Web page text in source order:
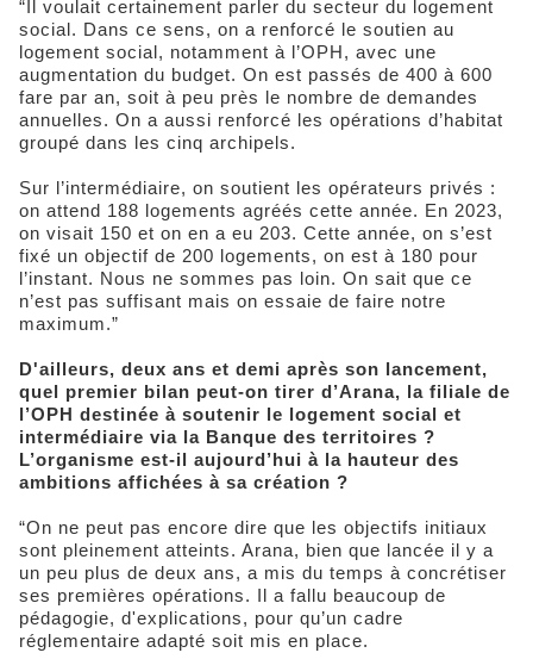
“Il voulait certainement parler du secteur du logement
social. Dans ce sens, on a renforcé le soutien au
logement social, notamment à l’OPH, avec une
augmentation du budget. On est passés de 400 à 600
fare par an, soit à peu près le nombre de demandes
annuelles. On a aussi renforcé les opérations d’habitat
groupé dans les cinq archipels.
Sur l’intermédiaire, on soutient les opérateurs privés :
on attend 188 logements agréés cette année. En 2023,
on visait 150 et on en a eu 203. Cette année, on s’est
fixé un objectif de 200 logements, on est à 180 pour
l’instant. Nous ne sommes pas loin. On sait que ce
n’est pas suffisant mais on essaie de faire notre
maximum.”
D'ailleurs, deux ans et demi après son lancement,
quel premier bilan peut-on tirer d’Arana, la filiale de
l’OPH destinée à soutenir le logement social et
intermédiaire via la Banque des territoires ?
L’organisme est-il aujourd’hui à la hauteur des
ambitions affichées à sa création ?
“On ne peut pas encore dire que les objectifs initiaux
sont pleinement atteints. Arana, bien que lancée il y a
un peu plus de deux ans, a mis du temps à concrétiser
ses premières opérations. Il a fallu beaucoup de
pédagogie, d'explications, pour qu’un cadre
réglementaire adapté soit mis en place.